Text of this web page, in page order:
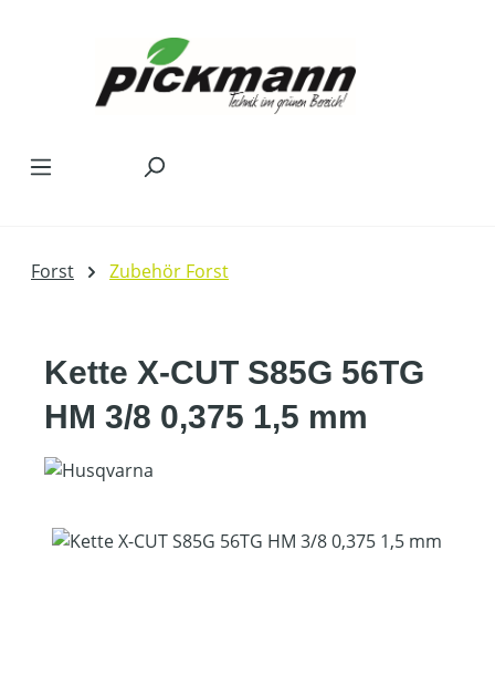
Forst Zubehör Forst
Kette X-CUT S85G 56TG
HM 3/8 0,375 1,5 mm
Bildergalerie überspringen